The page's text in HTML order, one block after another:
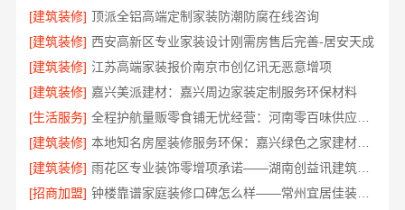
[建筑装修] 顶派全铝高端定制家装防潮防腐在线咨询
[建筑装修] 西安高新区专业家装设计刚需房售后完善-居安天成
[建筑装修] 江苏高端家装报价南京市创亿讯无恶意增项
[建筑装修] 嘉兴美派建材：嘉兴周边家装定制服务环保材料
[生活服务]
全程护航量贩零食铺无忧经营：河南零百味供应链有限公司加盟
[建筑装修]
本地知名房屋装修服务环保：嘉兴绿色之家建材科技
[建筑装修]
雨花区专业装饰零增项承诺——湖南创益讯建筑有限公司
[招商加盟]
钟楼靠谱家庭装修口碑怎么样——常州宜居佳装饰工程有限公司